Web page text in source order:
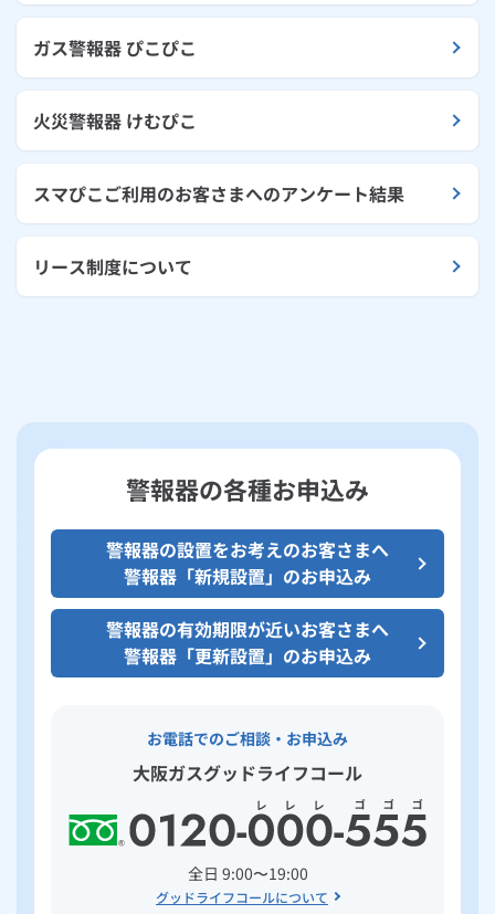
ガス警報器 ぴこぴこ
火災警報器 けむぴこ
スマぴこご利用のお客さまへのアンケート結果
リース制度について
警報器の各種お申込み
警報器の設置をお考えのお客さまへ
警報器「新規設置」のお申込み
警報器の有効期限が近いお客さまへ
警報器「更新設置」のお申込み
お電話でのご相談・お申込み
大阪ガスグッドライフコール
全日 9:00〜19:00
グッドライフコールについて